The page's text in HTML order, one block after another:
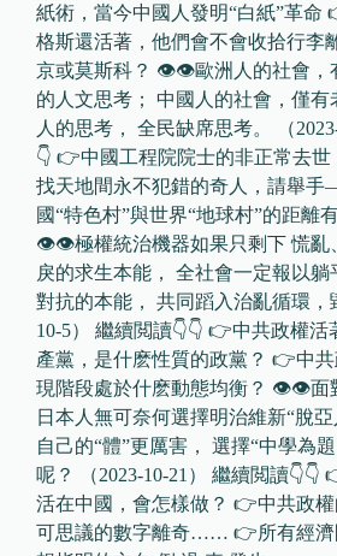
紙術，當今中國人發明“白紙”革命
格斯還活著，他們會不會收拾行李
京或莫斯科？ 👁👁歐洲人的社會，
的人文思考； 中國人的社會，僅有
人的思考， 全民缺席思考。 （
👇 👉中國工程院院士的非正常去
找天地間永不犯錯的奇人，請舉
國“特色村”與世界“地球村”的距離
👁👁極權統治機器如果只剩下 慌亂
戾的求生本能， 全社會一定報以躺
對抗的本能， 共同蹈入治亂循環，
10-5） 繼續閲讀👇👇 👉中共政權
產黨，是什麽性質的政黨？ 👉中共
現階段處於什麽動態均衡？ 👁👁面
日本人無可奈何選擇明治維新“脫
自己的“體”更厲害， 選擇“中學為
呢？ （2023-10-21） 繼續閲讀👇👇
活在中國，會怎樣做？ 👉中共政
可思議的數字離奇…… 👉所有經濟